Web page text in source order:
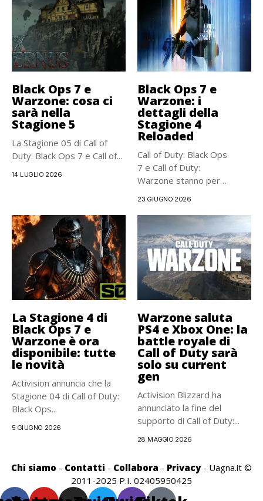
Black Ops 7 e
Warzone: cosa ci
sarà nella
Stagione 5
La Stagione 05 di Call of
Duty: Black Ops 7 e Call of...
14 LUGLIO 2026
Black Ops 7 e
Warzone: i
dettagli della
Stagione 4
Reloaded
Call of Duty: Black Ops
7 e Call of Duty:
Warzone stanno per
23 GIUGNO 2026
La Stagione 4 di
Black Ops 7 e
Warzone è ora
disponibile: tutte
le novità
Activision annuncia che la
Stagione 04 di Call of Duty:
Black Ops...
5 GIUGNO 2026
Warzone saluta
PS4 e Xbox One: la
battle royale di
Call of Duty sarà
solo su current
gen
Activision Blizzard ha
annunciato la fine del
supporto di Call of Duty:...
28 MAGGIO 2026
Chi siamo - Contatti - Collabora - Privacy- Uagna.it ©
2011-2025 P.I. 02405950425